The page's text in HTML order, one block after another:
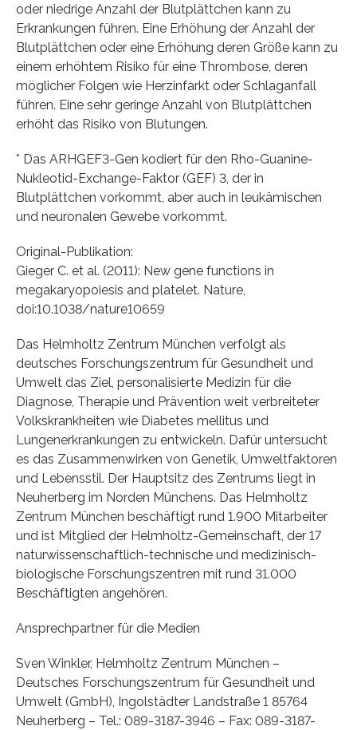
oder niedrige Anzahl der Blutplättchen kann zu
Erkrankungen führen. Eine Erhöhung der Anzahl der
Blutplättchen oder eine Erhöhung deren Größe kann zu
einem erhöhtem Risiko für eine Thrombose, deren
möglicher Folgen wie Herzinfarkt oder Schlaganfall
führen. Eine sehr geringe Anzahl von Blutplättchen
erhöht das Risiko von Blutungen.
* Das ARHGEF3-Gen kodiert für den Rho-Guanine-
Nukleotid-Exchange-Faktor (GEF) 3, der in
Blutplättchen vorkommt, aber auch in leukämischen
und neuronalen Gewebe vorkommt.
Original-Publikation:
Gieger C. et al. (2011): New gene functions in
megakaryopoiesis and platelet. Nature,
doi:10.1038/nature10659
Das Helmholtz Zentrum München verfolgt als
deutsches Forschungszentrum für Gesundheit und
Umwelt das Ziel, personalisierte Medizin für die
Diagnose, Therapie und Prävention weit verbreiteter
Volkskrankheiten wie Diabetes mellitus und
Lungenerkrankungen zu entwickeln. Dafür untersucht
es das Zusammenwirken von Genetik, Umweltfaktoren
und Lebensstil. Der Hauptsitz des Zentrums liegt in
Neuherberg im Norden Münchens. Das Helmholtz
Zentrum München beschäftigt rund 1.900 Mitarbeiter
und ist Mitglied der Helmholtz-Gemeinschaft, der 17
naturwissenschaftlich-technische und medizinisch-
biologische Forschungszentren mit rund 31.000
Beschäftigten angehören.
Ansprechpartner für die Medien
Sven Winkler, Helmholtz Zentrum München –
Deutsches Forschungszentrum für Gesundheit und
Umwelt (GmbH), Ingolstädter Landstraße 1 85764
Neuherberg – Tel.: 089-3187-3946 – Fax: 089-3187-